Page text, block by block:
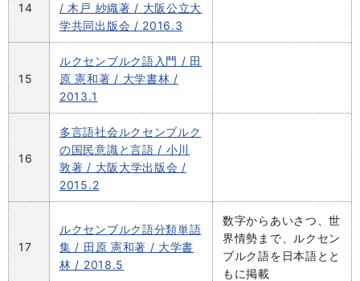
14
/ 木戸 紗織著 / 大阪公立大
学共同出版会 / 2016.3
15
ルクセンブルク語入門 / 田
原 憲和著 / 大学書林 /
2013.1
16
多言語社会ルクセンブルク
の国民意識と言語 / 小川
敦著 / 大阪大学出版会 /
2015.2
17
ルクセンブルク語分類単語
集 / 田原 憲和著 / 大学書
林 / 2018.5
数字からあいさつ、世
界情勢まで、ルクセン
ブルク語を日本語とと
もに掲載